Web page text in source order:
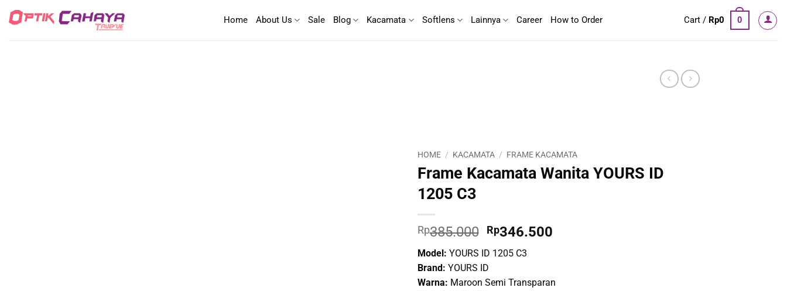
Home About Us Sale Blog Kacamata Softlens Lainnya Career How to Order Cart / Rp0 0
HOME / KACAMATA / FRAME KACAMATA
Frame Kacamata Wanita YOURS ID
1205 C3
Rp385.000 Original
price
was:
Rp385.000.
Rp346.500Current
Model: YOURS ID 1205 C3
Brand: YOURS ID
Warna: Maroon Semi Transparan